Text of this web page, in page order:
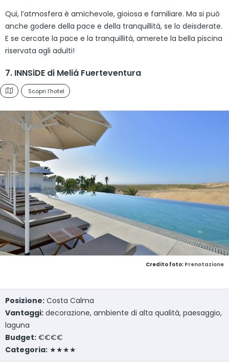
Qui, l’atmosfera è amichevole, gioiosa e familiare. Ma si può
anche godere della pace e della tranquillità, se lo deisderate.
E se cercate la pace e la tranquillità, amerete la bella piscina
riservata agli adulti!
7. INNSiDE di Meliá Fuerteventura
Scopri l'hotel
Credito foto: Prenotazione
Posizione: Costa Calma
Vantaggi: decorazione, ambiente di alta qualità, paesaggio,
laguna
Budget: €€€€
Categoria: ★★★★